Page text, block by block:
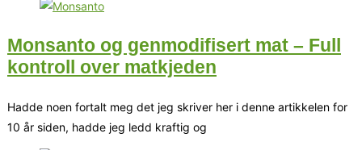
Monsanto og genmodifisert mat – Full
kontroll over matkjeden
Hadde noen fortalt meg det jeg skriver her i denne artikkelen for
10 år siden, hadde jeg ledd kraftig og